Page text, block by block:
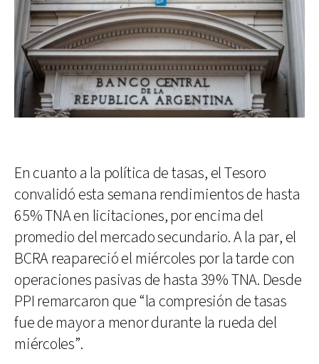
En cuanto a la política de tasas, el Tesoro
convalidó esta semana rendimientos de hasta
65% TNA en licitaciones, por encima del
promedio del mercado secundario. A la par, el
BCRA reapareció el miércoles por la tarde con
operaciones pasivas de hasta 39% TNA. Desde
PPI remarcaron que “la compresión de tasas
fue de mayor a menor durante la rueda del
miércoles”.